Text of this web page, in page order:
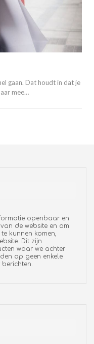
gaan. Dat houdt in dat je
mee…
openbaar en
de website en om
kunnen komen,
Dit zijn
waar we achter
op geen enkele